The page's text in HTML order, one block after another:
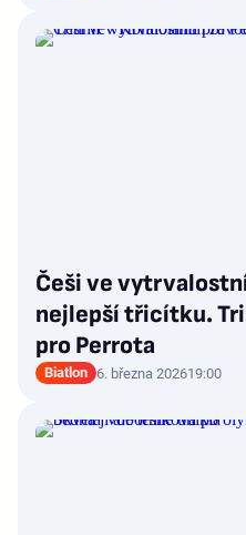
Češi ve
nejlepší třicítku.
pro Perrota
Biatlon 6. března 202619:00